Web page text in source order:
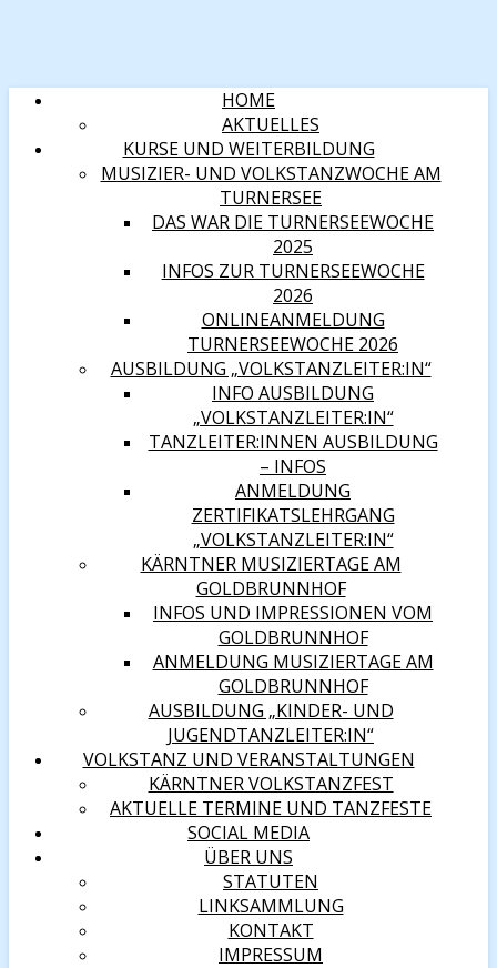
HOME
AKTUELLES
KURSE UND WEITERBILDUNG
MUSIZIER- UND VOLKSTANZWOCHE AM
TURNERSEE
DAS WAR DIE TURNERSEEWOCHE
2025
INFOS ZUR TURNERSEEWOCHE
2026
ONLINEANMELDUNG
TURNERSEEWOCHE 2026
AUSBILDUNG „VOLKSTANZLEITER:IN“
INFO AUSBILDUNG
„VOLKSTANZLEITER:IN“
TANZLEITER:INNEN AUSBILDUNG
– INFOS
ANMELDUNG
ZERTIFIKATSLEHRGANG
„VOLKSTANZLEITER:IN“
KÄRNTNER MUSIZIERTAGE AM
GOLDBRUNNHOF
INFOS UND IMPRESSIONEN VOM
GOLDBRUNNHOF
ANMELDUNG MUSIZIERTAGE AM
GOLDBRUNNHOF
AUSBILDUNG „KINDER- UND
JUGENDTANZLEITER:IN“
VOLKSTANZ UND VERANSTALTUNGEN
KÄRNTNER VOLKSTANZFEST
AKTUELLE TERMINE UND TANZFESTE
SOCIAL MEDIA
ÜBER UNS
STATUTEN
LINKSAMMLUNG
KONTAKT
IMPRESSUM